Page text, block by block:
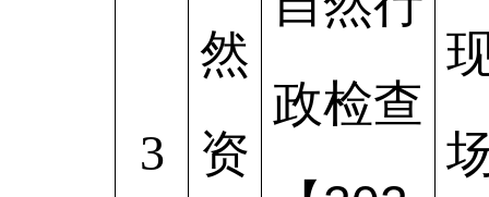
3
然
资
政检查